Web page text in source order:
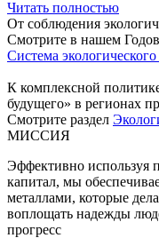
Читать полностью
От соблюдения
Смотрите в нашем
Система
К комплексной
будущего» в регионах
Смотрите раздел
МИССИЯ
Эффективно используя
капитал, мы
металлами, которые
воплощать надежды
прогресс